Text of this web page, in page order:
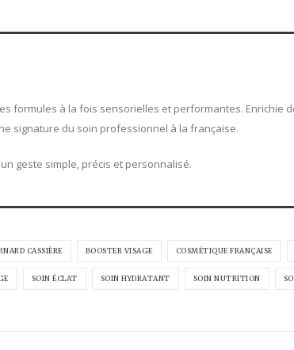
formules à la fois sensorielles et performantes. Enrichie
signature du soin professionnel à la française.
geste simple, précis et personnalisé.
CASSIÈRE BOOSTER VISAGE COSMÉTIQUE FRANÇAISE
SOIN ÉCLAT SOIN HYDRATANT SOIN NUTRITION